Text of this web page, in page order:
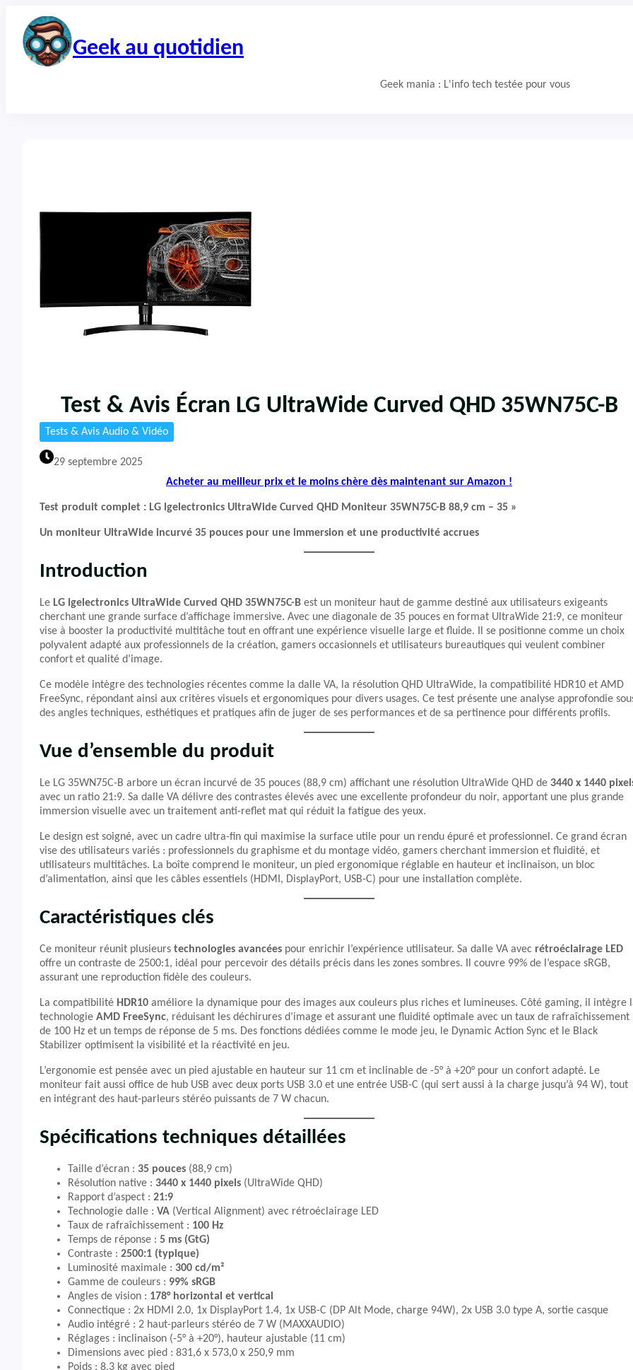
contenu
Geek au quotidien
Geek mania : L'info tech testée pour vous
Test & Avis Écran LG UltraWide Curved QHD 35WN75C-B
Tests & Avis Audio & Vidéo
29 septembre 2025
Acheter au meilleur prix et le moins chère dès maintenant sur Amazon !
Test produit complet : LG lgelectronics UltraWide Curved QHD Moniteur 35WN75C-B 88,9 cm – 35 »
Un moniteur UltraWide incurvé 35 pouces pour une immersion et une productivité accrues
Introduction
Le LG lgelectronics UltraWide Curved QHD 35WN75C-B est un moniteur haut de gamme destiné aux utilisateurs exigeants
cherchant une grande surface d’affichage immersive. Avec une diagonale de 35 pouces en format UltraWide 21:9, ce moniteur
vise à booster la productivité multitâche tout en offrant une expérience visuelle large et fluide. Il se positionne comme un choix
polyvalent adapté aux professionnels de la création, gamers occasionnels et utilisateurs bureautiques qui veulent combiner
confort et qualité d’image.
Ce modèle intègre des technologies récentes comme la dalle VA, la résolution QHD UltraWide, la compatibilité HDR10 et AMD
FreeSync, répondant ainsi aux critères visuels et ergonomiques pour divers usages. Ce test présente une analyse approfondie
des angles techniques, esthétiques et pratiques afin de juger de ses performances et de sa pertinence pour différents profils.
Vue d’ensemble du produit
Le LG 35WN75C-B arbore un écran incurvé de 35 pouces (88,9 cm) affichant une résolution UltraWide QHD de 3440 x 1440
avec un ratio 21:9. Sa dalle VA délivre des contrastes élevés avec une excellente profondeur du noir, apportant une plus grande
immersion visuelle avec un traitement anti-reflet mat qui réduit la fatigue des yeux.
Le design est soigné, avec un cadre ultra-fin qui maximise la surface utile pour un rendu épuré et professionnel. Ce grand écran
vise des utilisateurs variés : professionnels du graphisme et du montage vidéo, gamers cherchant immersion et fluidité, et
utilisateurs multitâches. La boîte comprend le moniteur, un pied ergonomique réglable en hauteur et inclinaison, un bloc
d’alimentation, ainsi que les câbles essentiels (HDMI, DisplayPort, USB-C) pour une installation complète.
Caractéristiques clés
Ce moniteur réunit plusieurs technologies avancées pour enrichir l’expérience utilisateur. Sa dalle VA avec rétroéclairage LED
offre un contraste de 2500:1, idéal pour percevoir des détails précis dans les zones sombres. Il couvre 99% de l’espace sRGB,
assurant une reproduction fidèle des couleurs.
La compatibilité HDR10 améliore la dynamique pour des images aux couleurs plus riches et lumineuses. Côté gaming, il intègre
technologie AMD FreeSync, réduisant les déchirures d’image et assurant une fluidité optimale avec un taux de rafraîchissement
de 100 Hz et un temps de réponse de 5 ms. Des fonctions dédiées comme le mode jeu, le Dynamic Action Sync et le Black
Stabilizer optimisent la visibilité et la réactivité en jeu.
L’ergonomie est pensée avec un pied ajustable en hauteur sur 11 cm et inclinable de -5° à +20° pour un confort adapté. Le
moniteur fait aussi office de hub USB avec deux ports USB 3.0 et une entrée USB-C (qui sert aussi à la charge jusqu’à 94 W), tout
en intégrant des haut-parleurs stéréo puissants de 7 W chacun.
Spécifications techniques détaillées
Taille d’écran : 35 pouces (88,9 cm)
Résolution native : 3440 x 1440 pixels (UltraWide QHD)
Rapport d’aspect : 21:9
Technologie dalle : VA (Vertical Alignment) avec rétroéclairage LED
Taux de rafraîchissement : 100 Hz
Temps de réponse : 5 ms (GtG)
Contraste : 2500:1 (typique)
Luminosité maximale : 300 cd/m²
Gamme de couleurs : 99% sRGB
Angles de vision : 178° horizontal et vertical
Connectique : 2x HDMI 2.0, 1x DisplayPort 1.4, 1x USB-C (DP Alt Mode, charge 94W), 2x USB 3.0 type A, sortie casque
Audio intégré : 2 haut-parleurs stéréo de 7 W (MAXXAUDIO)
Réglages : inclinaison (-5° à +20°), hauteur ajustable (11 cm)
Dimensions avec pied : 831,6 x 573,0 x 250,9 mm
Poids : 8,3 kg avec pied